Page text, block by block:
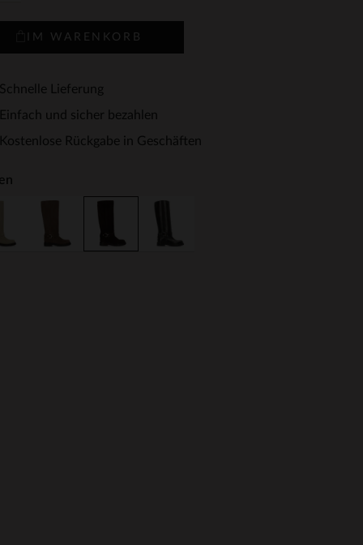
IM WARENKORB
Schnelle Lieferung
Einfach und sicher bezahlen
Kostenlose Rückgabe in Geschäften